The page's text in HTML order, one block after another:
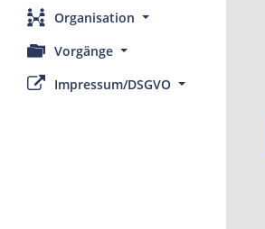
Organisation
Vorgänge
Impressum/DSGVO